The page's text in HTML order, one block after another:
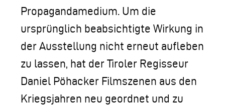
Propagandamedium. Um die
ursprünglich beabsichtigte Wirkung in
der Ausstellung nicht erneut aufleben
zu lassen, hat der Tiroler Regisseur
Daniel Pöhacker Filmszenen aus den
Kriegsjahren neu geordnet und zu